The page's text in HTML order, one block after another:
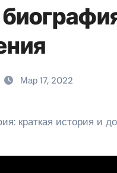
Мар 17, 2022